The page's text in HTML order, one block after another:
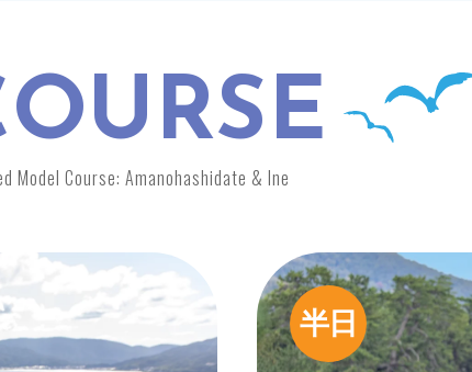
Model Course: Amanohashidate & Ine
半日